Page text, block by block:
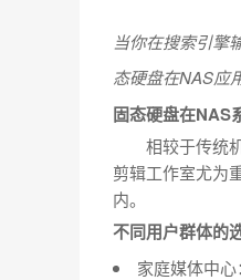
当你在搜索引擎
态硬盘在NAS应
固态硬盘在NAS
相较于传统
剪辑工作室尤为
内。
不同用户群体的
家庭媒体中